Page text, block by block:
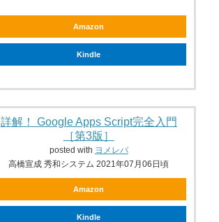
Amazon
Kindle
詳解！ Google Apps Script完全入門
［第3版］
posted with ヨメレバ
高橋宣成 秀和システム 2021年07月06日頃
Amazon
Kindle